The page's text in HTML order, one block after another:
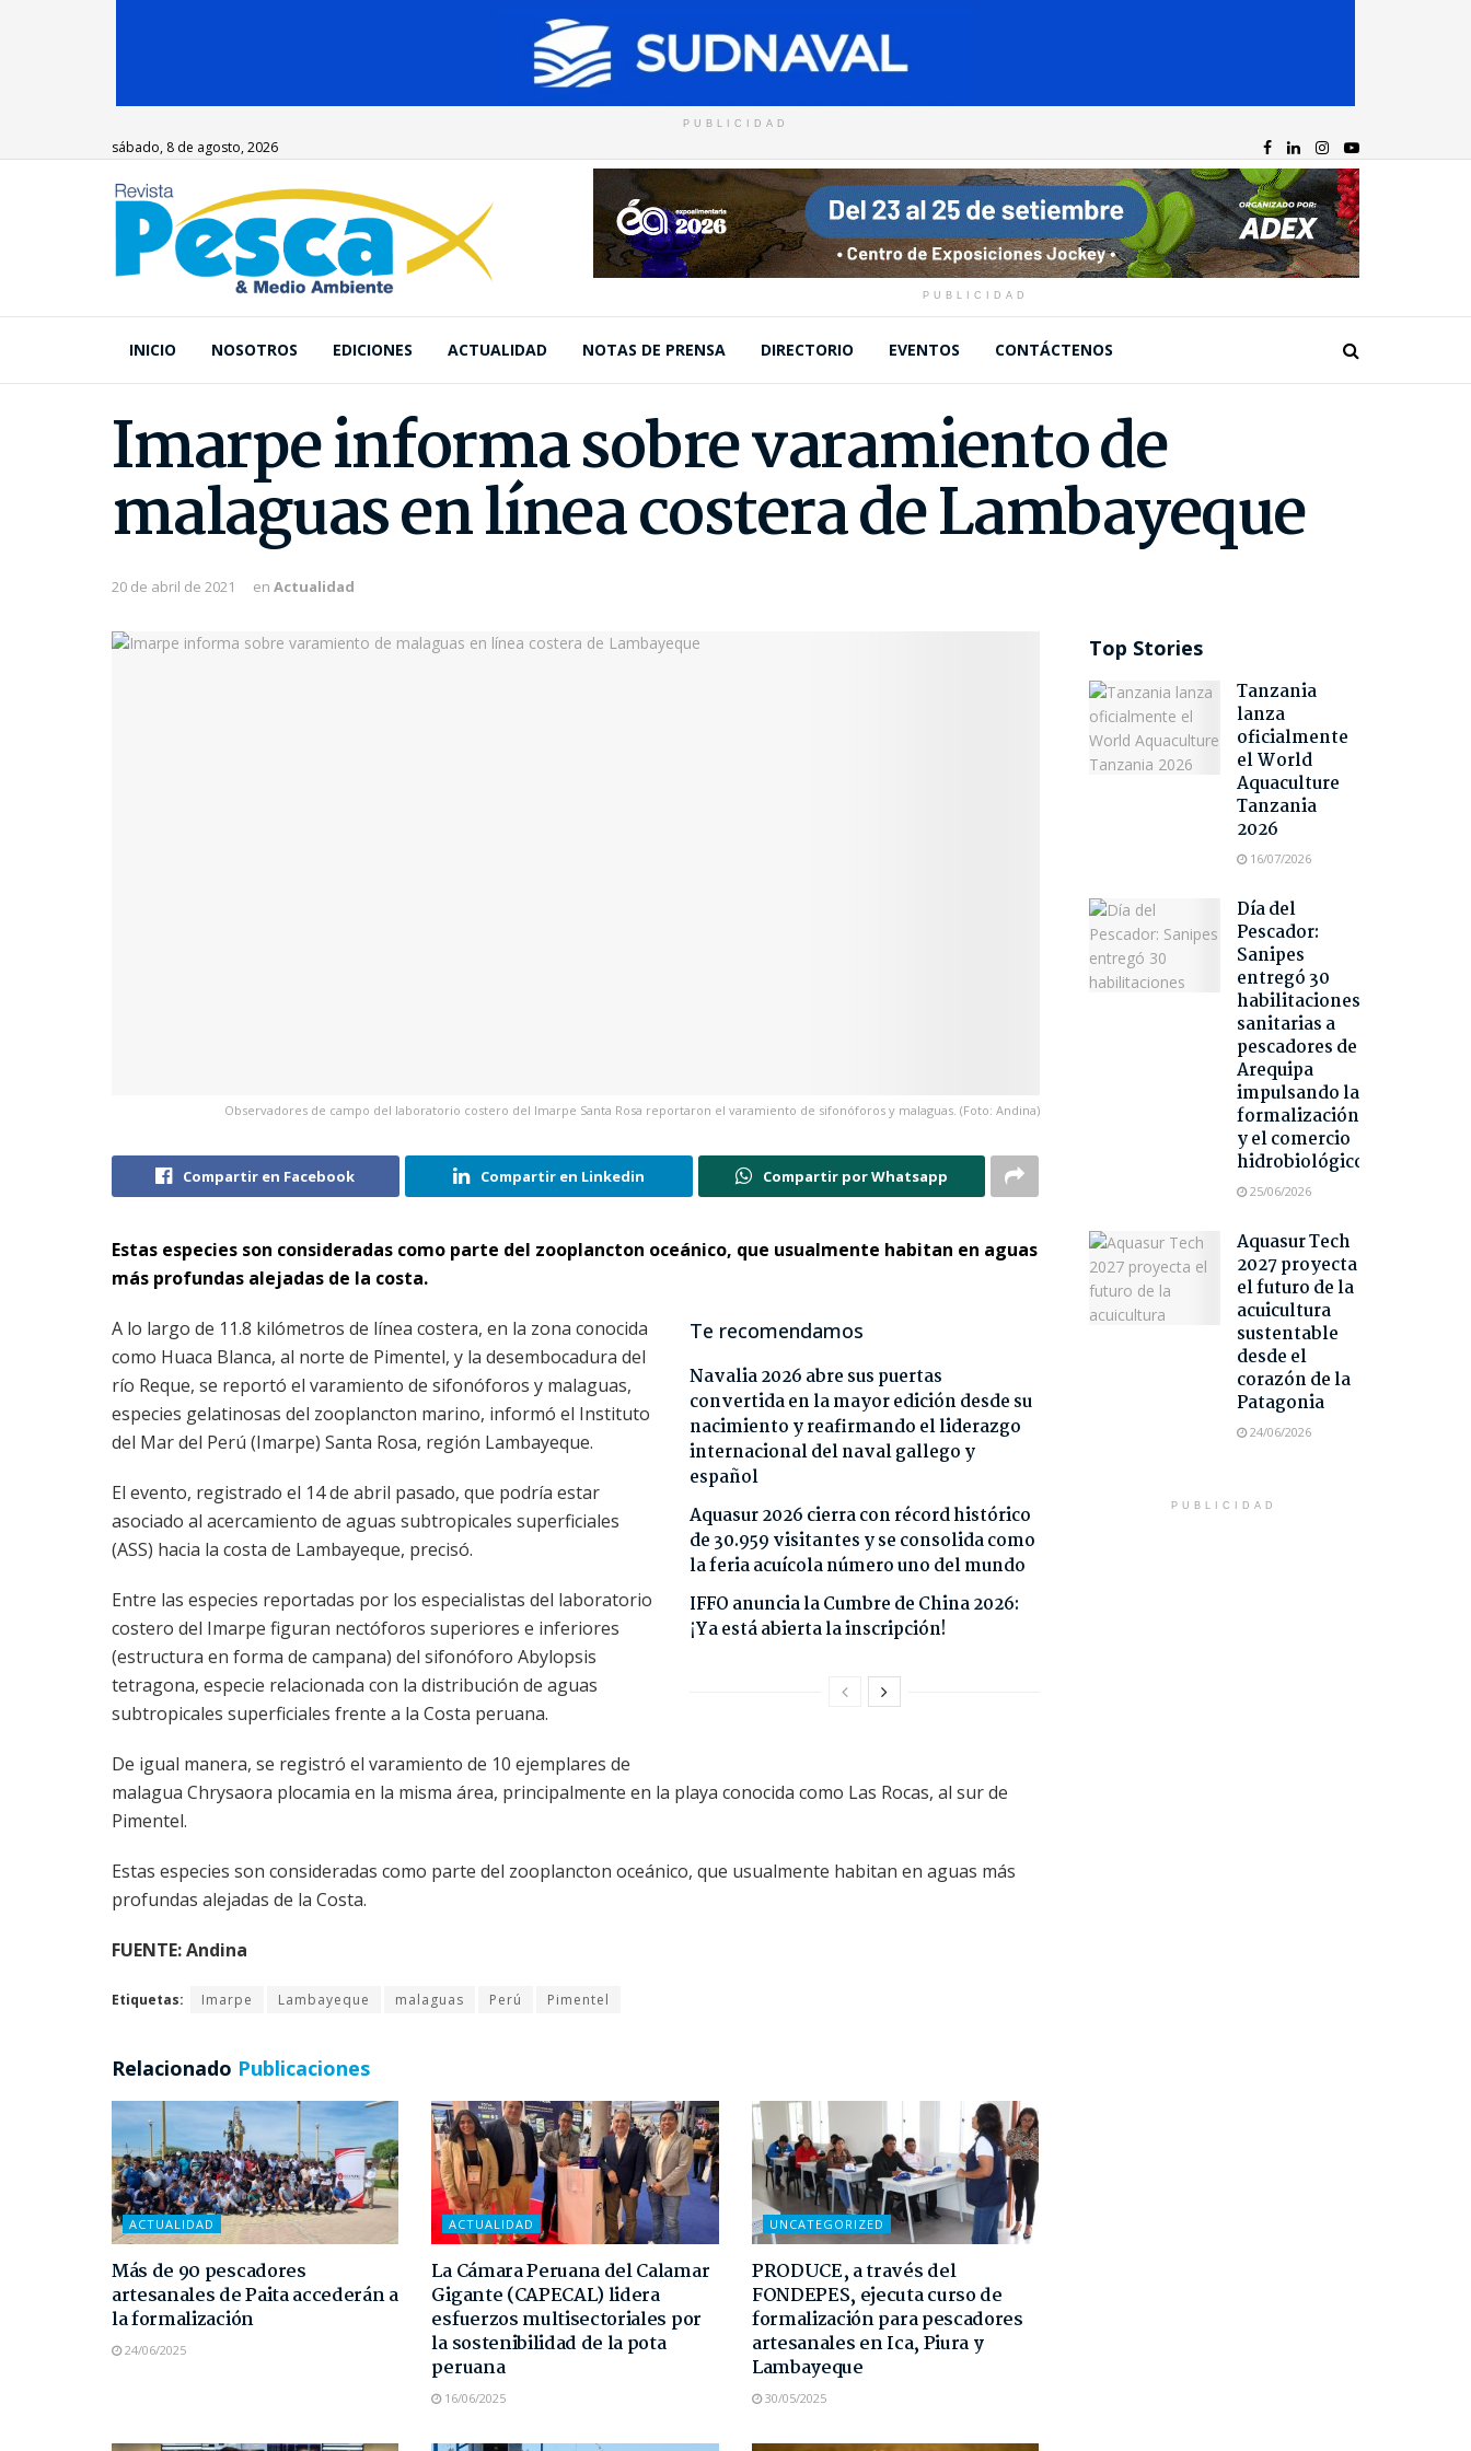
PUBLICIDAD
sábado, 8 de agosto, 2026
PUBLICIDAD
INICIO NOSOTROS EDICIONES ACTUALIDAD NOTAS DE PRENSA DIRECTORIO EVENTOS CONTÁCTENOS
Imarpe informa sobre varamiento de
malaguas en línea costera de Lambayeque
20 de abril de 2021 en Actualidad
Observadores de campo del laboratorio costero del Imarpe Santa Rosa reportaron el varamiento de sifonóforos y malaguas. (Foto: Andina)
Compartir en Facebook Compartir en Linkedin Compartir por Whatsapp
Estas especies son consideradas como parte del zooplancton oceánico, que usualmente habitan en aguas
más profundas alejadas de la costa.
Te recomendamos
Navalia 2026 abre sus puertas
convertida en la mayor edición desde su
nacimiento y reafirmando el liderazgo
internacional del naval gallego y
español
Aquasur 2026 cierra con récord histórico
de 30.959 visitantes y se consolida como
la feria acuícola número uno del mundo
IFFO anuncia la Cumbre de China 2026:
¡Ya está abierta la inscripción!
A lo largo de 11.8 kilómetros de línea costera, en la zona conocida
como Huaca Blanca, al norte de Pimentel, y la desembocadura del
río Reque, se reportó el varamiento de sifonóforos y malaguas,
especies gelatinosas del zooplancton marino, informó el Instituto
del Mar del Perú (Imarpe) Santa Rosa, región Lambayeque.
El evento, registrado el 14 de abril pasado, que podría estar
asociado al acercamiento de aguas subtropicales superficiales
(ASS) hacia la costa de Lambayeque, precisó.
Entre las especies reportadas por los especialistas del laboratorio
costero del Imarpe figuran nectóforos superiores e inferiores
(estructura en forma de campana) del sifonóforo Abylopsis
tetragona, especie relacionada con la distribución de aguas
subtropicales superficiales frente a la Costa peruana.
De igual manera, se registró el varamiento de 10 ejemplares de
malagua Chrysaora plocamia en la misma área, principalmente en la playa conocida como Las Rocas, al sur de
Pimentel.
Estas especies son consideradas como parte del zooplancton oceánico, que usualmente habitan en aguas más
profundas alejadas de la Costa.
FUENTE: Andina
Etiquetas: Imarpe Lambayeque malaguas Perú Pimentel
Relacionado Publicaciones
ACTUALIDAD
Más de 90 pescadores
artesanales de Paita accederán a
la formalización
24/06/2025
ACTUALIDAD
La Cámara Peruana del Calamar
Gigante (CAPECAL) lidera
esfuerzos multisectoriales por
la sostenibilidad de la pota
peruana
16/06/2025
UNCATEGORIZED
PRODUCE, a través del
FONDEPES, ejecuta curso de
formalización para pescadores
artesanales en Ica, Piura y
Lambayeque
30/05/2025
Top Stories
Tanzania
lanza
oficialmente
el World
Aquaculture
Tanzania
2026
16/07/2026
Día del
Pescador:
Sanipes
entregó 30
habilitaciones
sanitarias a
pescadores de
Arequipa
impulsando la
formalización
y el comercio
hidrobiológico
25/06/2026
Aquasur Tech
2027 proyecta
el futuro de la
acuicultura
sustentable
desde el
corazón de la
Patagonia
24/06/2026
PUBLICIDAD